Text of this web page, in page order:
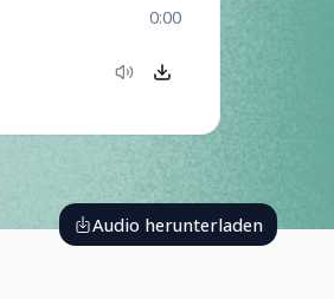
0:00
Audio herunterladen